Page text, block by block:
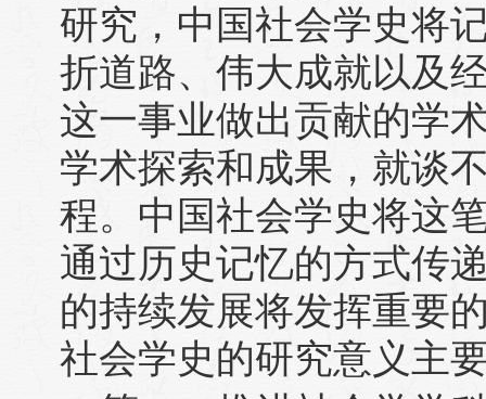
研究，中国社会学史将
折道路、伟大成就以及
这一事业做出贡献的学
学术探索和成果，就谈
程。中国社会学史将这
通过历史记忆的方式传
的持续发展将发挥重要
社会学史的研究意义主